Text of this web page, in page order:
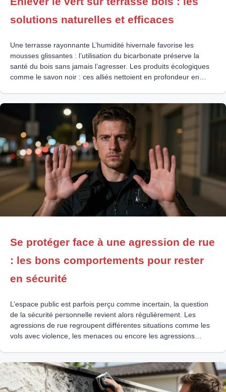
solutions naturelles et efficaces
Une terrasse rayonnante L’humidité hivernale favorise les
mousses glissantes : l’utilisation du bicarbonate préserve la
santé du bois sans jamais l’agresser. Les produits écologiques
comme le savon noir : ces alliés nettoient en profondeur en
Se protéger face à une agression de rue
: les bons comportements pour rester
en sécurité
L’espace public est parfois perçu comme incertain, la question
de la sécurité personnelle revient alors régulièrement. Les
agressions de rue regroupent différentes situations comme les
vols avec violence, les menaces ou encore les agressions
elle, progresse dans de nombreux